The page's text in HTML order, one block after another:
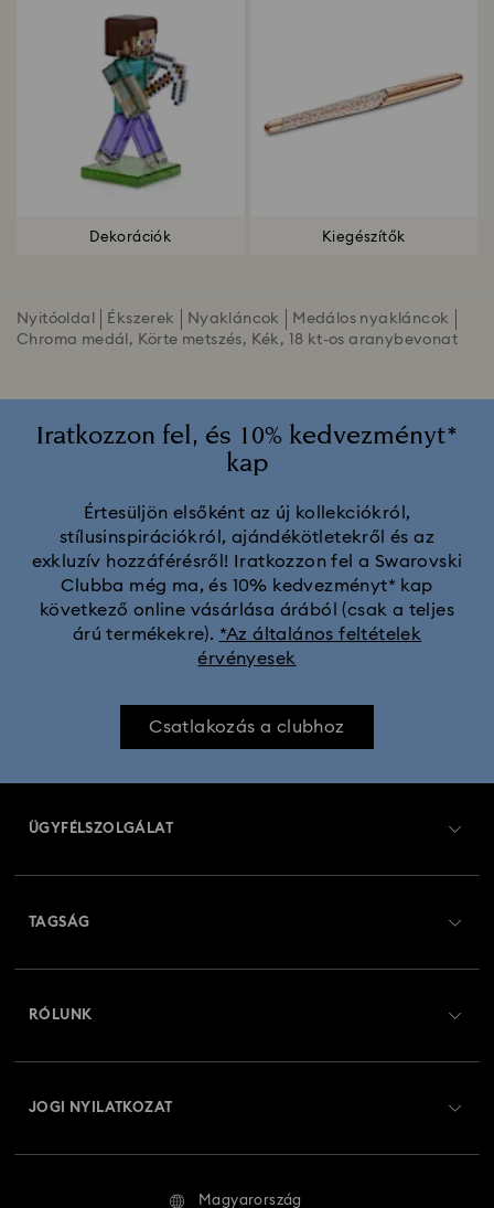
Dekorációk Kiegészítők
Nyitóoldal Ékszerek Nyakláncok
Medálos nyakláncok
Chroma medál, Körte metszés, Kék, 18 kt-os aranybevonat
Iratkozzon fel, és 10% kedvezményt*
kap
Értesüljön elsőként az új kollekciókról,
stílusinspirációkról, ajándékötletekről és az
exkluzív hozzáférésről! Iratkozzon fel a Swarovski
Clubba még ma, és 10% kedvezményt* kap
következő online vásárlása árából (csak a teljes
árú termékekre). *Az általános feltételek
érvényesek
Csatlakozás a clubhoz
ÜGYFÉLSZOLGÁLAT
Visszaküldés és csere
Javítás állapota
TAGSÁG
RÓLUNK
JOGI NYILATKOZAT
Magyarország